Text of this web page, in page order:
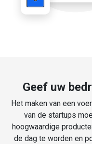
Geef uw
Het maken van een
van de startups
hoogwaardige
de dag te worden en